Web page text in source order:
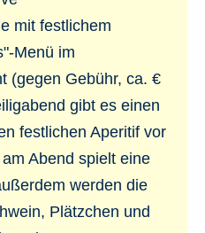
mit festlichem
Menü im
(gegen Gebühr, ca. €
gibt es einen
festlichen Aperitif vor
Abend spielt eine
werden die
Plätzchen und